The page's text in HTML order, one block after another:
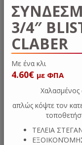
3/4″
CLABER
Με έν
4.60€ με ΦΠΑ
απλώς κόψτε τον
ΤEΛΕΙΑ